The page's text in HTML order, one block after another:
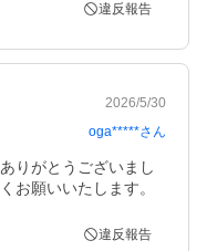
違反報告
2026/5/30
oga*****さん
りがとうございまし
お願いいたします。
違反報告